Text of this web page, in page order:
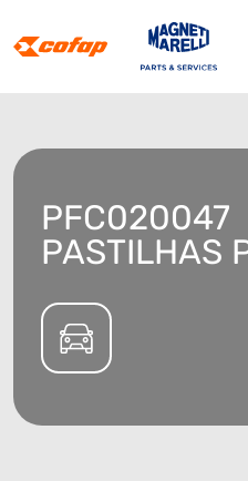
PFC020047
PASTILHAS